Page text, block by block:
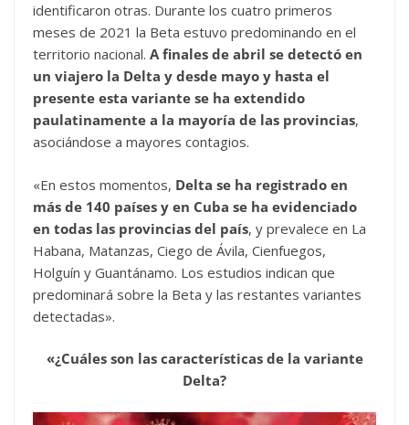
identificaron otras. Durante los cuatro primeros
meses de 2021 la Beta estuvo predominando en el
territorio nacional. A finales de abril se detectó en
un viajero la Delta y desde mayo y hasta el
presente esta variante se ha extendido
paulatinamente a la mayoría de las provincias,
asociándose a mayores contagios.
«En estos momentos, Delta se ha registrado en
más de 140 países y en Cuba se ha evidenciado
en todas las provincias del país, y prevalece en La
Habana, Matanzas, Ciego de Ávila, Cienfuegos,
Holguín y Guantánamo. Los estudios indican que
predominará sobre la Beta y las restantes variantes
detectadas».
«¿Cuáles son las características de la variante
Delta?